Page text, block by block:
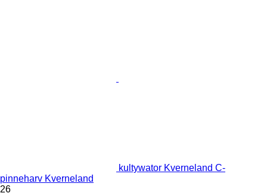
kultywator Kverneland C-
pinneharv Kverneland
26